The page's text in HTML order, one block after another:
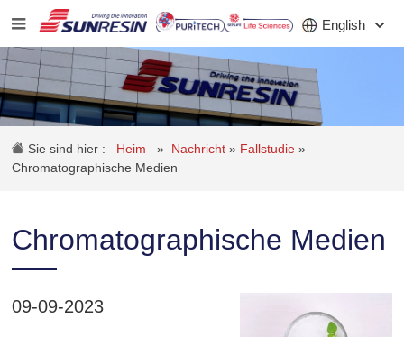
English
UNTERNEHMEN
INVESTOREN
Sie sind hier : Heim » Nachricht» Fallstudie»
Chromatographische Medien
Chromatographische Medien
09-09-2023